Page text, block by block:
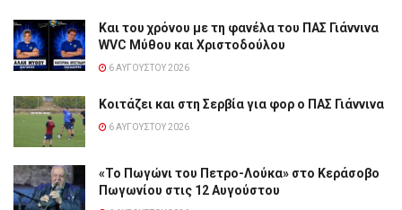
Και του χρόνου με τη φανέλα του ΠΑΣ Γιάννινα
WVC Μύθου και Χριστοδούλου
6 ΑΥΓΟΎΣΤΟΥ 2026
Κοιτάζει και στη Σερβία για φορ ο ΠΑΣ Γιάννινα
6 ΑΥΓΟΎΣΤΟΥ 2026
«Το Πωγώνι του Πετρο-Λούκα» στο Κεράσοβο
Πωγωνίου στις 12 Αυγούστου